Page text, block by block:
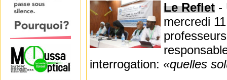
Le Reflet -
mercredi
interrogation: «quelles